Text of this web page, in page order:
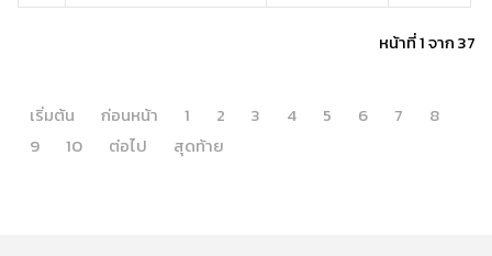
หน้าที่ 1 จาก 37
เริ่มต้น ก่อนหน้า 1 2 3 4 5 6 7
8
9
10 ต่อไป สุดท้าย